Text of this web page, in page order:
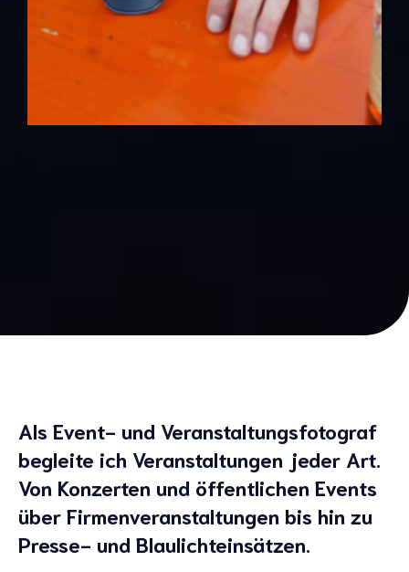
Als Event- und Veranstaltungsfotograf
begleite ich Veranstaltungen jeder Art.
Von Konzerten und öffentlichen Events
über Firmenveranstaltungen bis hin zu
Presse- und Blaulichteinsätzen.